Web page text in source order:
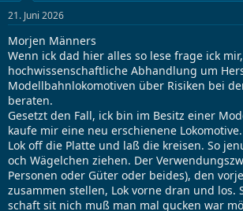
21. Juni 2026
Morjen Männers
Wenn ick dad hier alles so lese frage ick
hochwissenschaftliche Abhandlung um
Modellbahnlokomotiven über Risiken bei
beraten.
Gesetzt den Fall, ick bin im Besitz einer
kaufe mir eine neu erschienene
Lok off die Platte und laß die kreisen. So
och Wägelchen ziehen. Der
Personen oder Güter oder beides), den
zusammen stellen, Lok vorne dran und los.
schaft sit nich muß man mal gucken war